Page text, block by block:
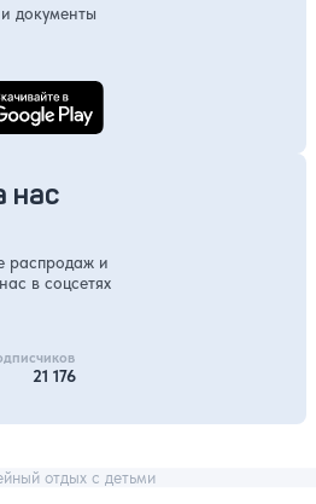
документы
нас
распродаж и
в соцсетях
21 176
отдых с детьми